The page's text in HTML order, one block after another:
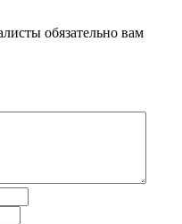
обязательно вам